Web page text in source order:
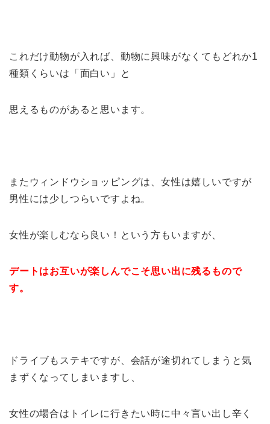
これだけ動物が入れば、動物に興味がなくてもどれか1
種類くらいは「面白い」と
思えるものがあると思います。
またウィンドウショッピングは、女性は嬉しいですが
男性には少しつらいですよね。
女性が楽しむなら良い！という方もいますが、
デートはお互いが楽しんでこそ思い出に残るもので
す。
ドライブもステキですが、会話が途切れてしまうと気
まずくなってしまいますし、
女性の場合はトイレに行きたい時に中々言い出し辛く